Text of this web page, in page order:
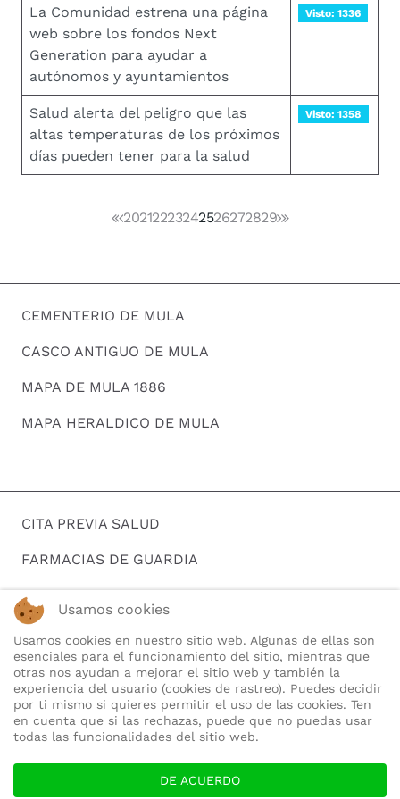
La Comunidad estrena una página
web sobre los fondos Next
Generation para ayudar a
autónomos y ayuntamientos
Visto: 1336
Salud alerta del peligro que las
altas temperaturas de los próximos
días pueden tener para la salud
Visto: 1358
20212223242526272829
CEMENTERIO DE MULA
CASCO ANTIGUO DE MULA
MAPA DE MULA 1886
MAPA HERALDICO DE MULA
CITA PREVIA SALUD
FARMACIAS DE GUARDIA
HORARIOS DE AUTOBUSES
BUSCAR EMPLEO
TELEFONOS DE INTERES
QUIENES SOMOS
Usamos cookies
Usamos cookies en nuestro sitio web. Algunas de ellas son
esenciales para el funcionamiento del sitio, mientras que
otras nos ayudan a mejorar el sitio web y también la
experiencia del usuario (cookies de rastreo). Puedes decidir
por ti mismo si quieres permitir el uso de las cookies. Ten
en cuenta que si las rechazas, puede que no puedas usar
todas las funcionalidades del sitio web.
DE ACUERDO